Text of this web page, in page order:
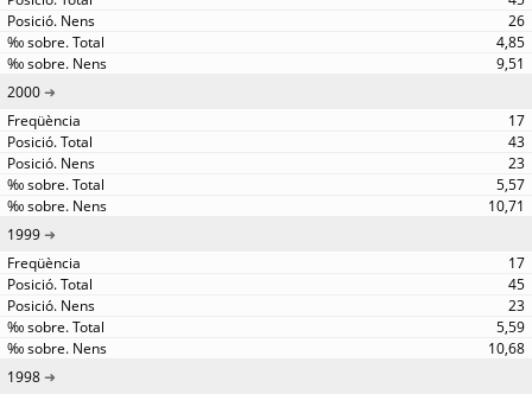
26
4,85
9,51
2000
17
43
23
5,57
10,71
1999
17
45
23
5,59
10,68
1998